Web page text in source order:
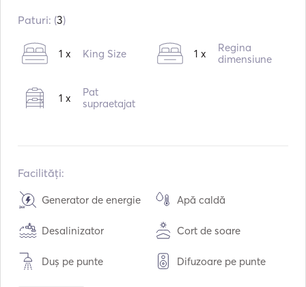
Tipul de combustibil:
Paturi: (3)
1 x King Size 1 x
Regina
dimensiune
1 x
Pat
supraetajat
Facilități:
Generator de energie Apă caldă
Desalinizator Cort de soare
Duș pe punte Difuzoare pe punte